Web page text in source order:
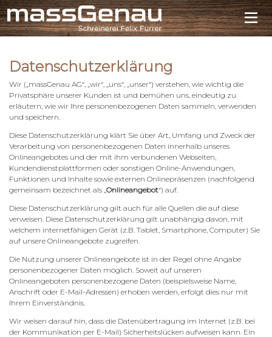
Datenschutzerklärung
Wir („massGenau AG“, „wir“, „uns“, „unser“) verstehen, wie wichtig die
Privatsphäre unserer Kunden ist und bemühen uns, eindeutig zu
erläutern, wie wir Ihre personenbezogenen Daten sammeln, verwenden
und speichern.
Diese Datenschutzerklärung klärt Sie über Art, Umfang und Zweck der
Verarbeitung von personenbezogenen Daten innerhalb unseres
Onlineangebotes und der mit ihm verbundenen Webseiten,
Kundendienstplattformen oder sonstigen Online-Anwendungen,
Funktionen und Inhalte sowie externen Onlinepräsenzen (nachfolgend
gemeinsam bezeichnet als „Onlineangebot“) auf.
Diese Datenschutzerklärung gilt auch für alle Quellen die auf diese
verweisen. Diese Datenschutzerklärung gilt unabhängig davon, mit
welchem internetfähigen Gerät (z.B. Tablet, Smartphone, Computer) Sie
auf unsere Onlineangebote zugreifen.
Die Nutzung unserer Onlineangebote ist in der Regel ohne Angabe
personenbezogener Daten möglich. Soweit auf unseren
Onlineangeboten personenbezogene Daten (beispielsweise Name,
Anschrift oder E-Mail-Adressen) erhoben werden, erfolgt dies nur mit
Ihrem Einverständnis.
Wir weisen darauf hin, dass die Datenübertragung im Internet (z.B. bei
der Kommunikation per E-Mail) Sicherheitslücken aufweisen kann. Ein